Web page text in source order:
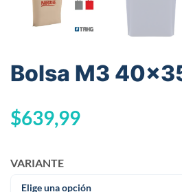
Bolsa M3
$639,99
VARIANTE